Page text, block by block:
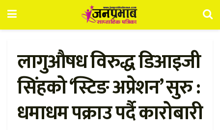
लागुऔषध विरुद्ध डिआइजी
सिंहको ‘स्टिङ अप्रेशन’ सुरु :
धमाधम पक्राउ पर्दै कारोबारी